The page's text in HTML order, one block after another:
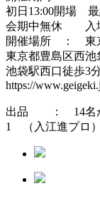
初日13:00開場 最
会期中無休 入
開催場所 ： 東
東京都豊島区西池
池袋駅西口徒歩3
https://
出品 ： 14名が
1 （入江進プロ）